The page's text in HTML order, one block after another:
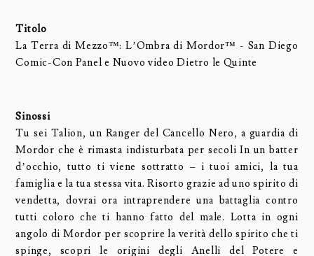
Titolo
La Terra di Mezzo™: L’Ombra di Mordor™ - San Diego
Comic-Con Panel e Nuovo video Dietro le Quinte
Sinossi
Tu sei Talion, un Ranger del Cancello Nero, a guardia di
Mordor che è rimasta indisturbata per secoli In un batter
d’occhio, tutto ti viene sottratto – i tuoi amici, la tua
famiglia e la tua stessa vita. Risorto grazie ad uno spirito di
vendetta, dovrai ora intraprendere una battaglia contro
tutti coloro che ti hanno fatto del male. Lotta in ogni
angolo di Mordor per scoprire la verità dello spirito che ti
spinge, scopri le origini degli Anelli del Potere e